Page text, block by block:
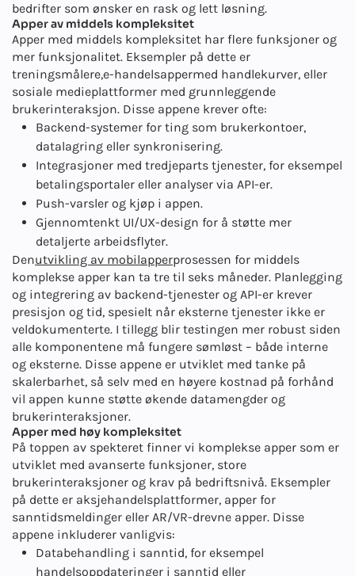
bedrifter som ønsker en rask og lett løsning.
Apper av middels kompleksitet
Apper med middels kompleksitet har flere funksjoner og
mer funksjonalitet. Eksempler på dette er
treningsmålere,e-handelsappermed handlekurver, eller
sosiale medieplattformer med grunnleggende
brukerinteraksjon. Disse appene krever ofte:
Backend-systemer for ting som brukerkontoer,
datalagring eller synkronisering.
Integrasjoner med tredjeparts tjenester, for eksempel
betalingsportaler eller analyser via API-er.
Push-varsler og kjøp i appen.
Gjennomtenkt UI/UX-design for å støtte mer
detaljerte arbeidsflyter.
Denutvikling av mobilapperprosessen for middels
komplekse apper kan ta tre til seks måneder. Planlegging
og integrering av backend-tjenester og API-er krever
presisjon og tid, spesielt når eksterne tjenester ikke er
veldokumenterte. I tillegg blir testingen mer robust siden
alle komponentene må fungere sømløst – både interne
og eksterne. Disse appene er utviklet med tanke på
skalerbarhet, så selv med en høyere kostnad på forhånd
vil appen kunne støtte økende datamengder og
brukerinteraksjoner.
Apper med høy kompleksitet
På toppen av spekteret finner vi komplekse apper som er
utviklet med avanserte funksjoner, store
brukerinteraksjoner og krav på bedriftsnivå. Eksempler
på dette er aksjehandelsplattformer, apper for
sanntidsmeldinger eller AR/VR-drevne apper. Disse
appene inkluderer vanligvis:
Databehandling i sanntid, for eksempel
handelsoppdateringer i sanntid eller